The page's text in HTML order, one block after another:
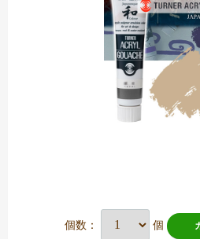
個数： 個